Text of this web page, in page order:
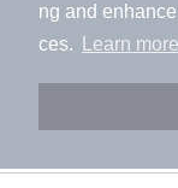
ng and
ces.
Learn more
特集・ニュース